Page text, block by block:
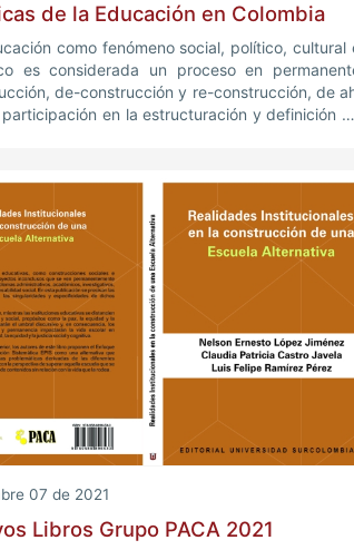
de la Educación en Colombia
como fenómeno social, político, cultural
es considerada un proceso en
de-construcción y re-construcción, de
en la estructuración y definición de
democrática, plural y pertinente de cara a
07 de 2021
Libros Grupo PACA 2021